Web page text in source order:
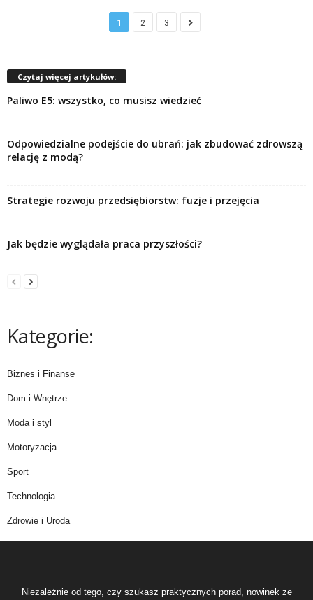
1 2 3
Czytaj więcej artykułów:
Paliwo E5: wszystko, co musisz wiedzieć
Odpowiedzialne podejście do ubrań: jak zbudować zdrowszą
relację z modą?
Strategie rozwoju przedsiębiorstw: fuzje i przejęcia
Jak będzie wyglądała praca przyszłości?
Kategorie:
Biznes i Finanse
Dom i Wnętrze
Moda i styl
Motoryzacja
Sport
Technologia
Zdrowie i Uroda
Niezależnie od tego, czy szukasz praktycznych porad, nowinek ze